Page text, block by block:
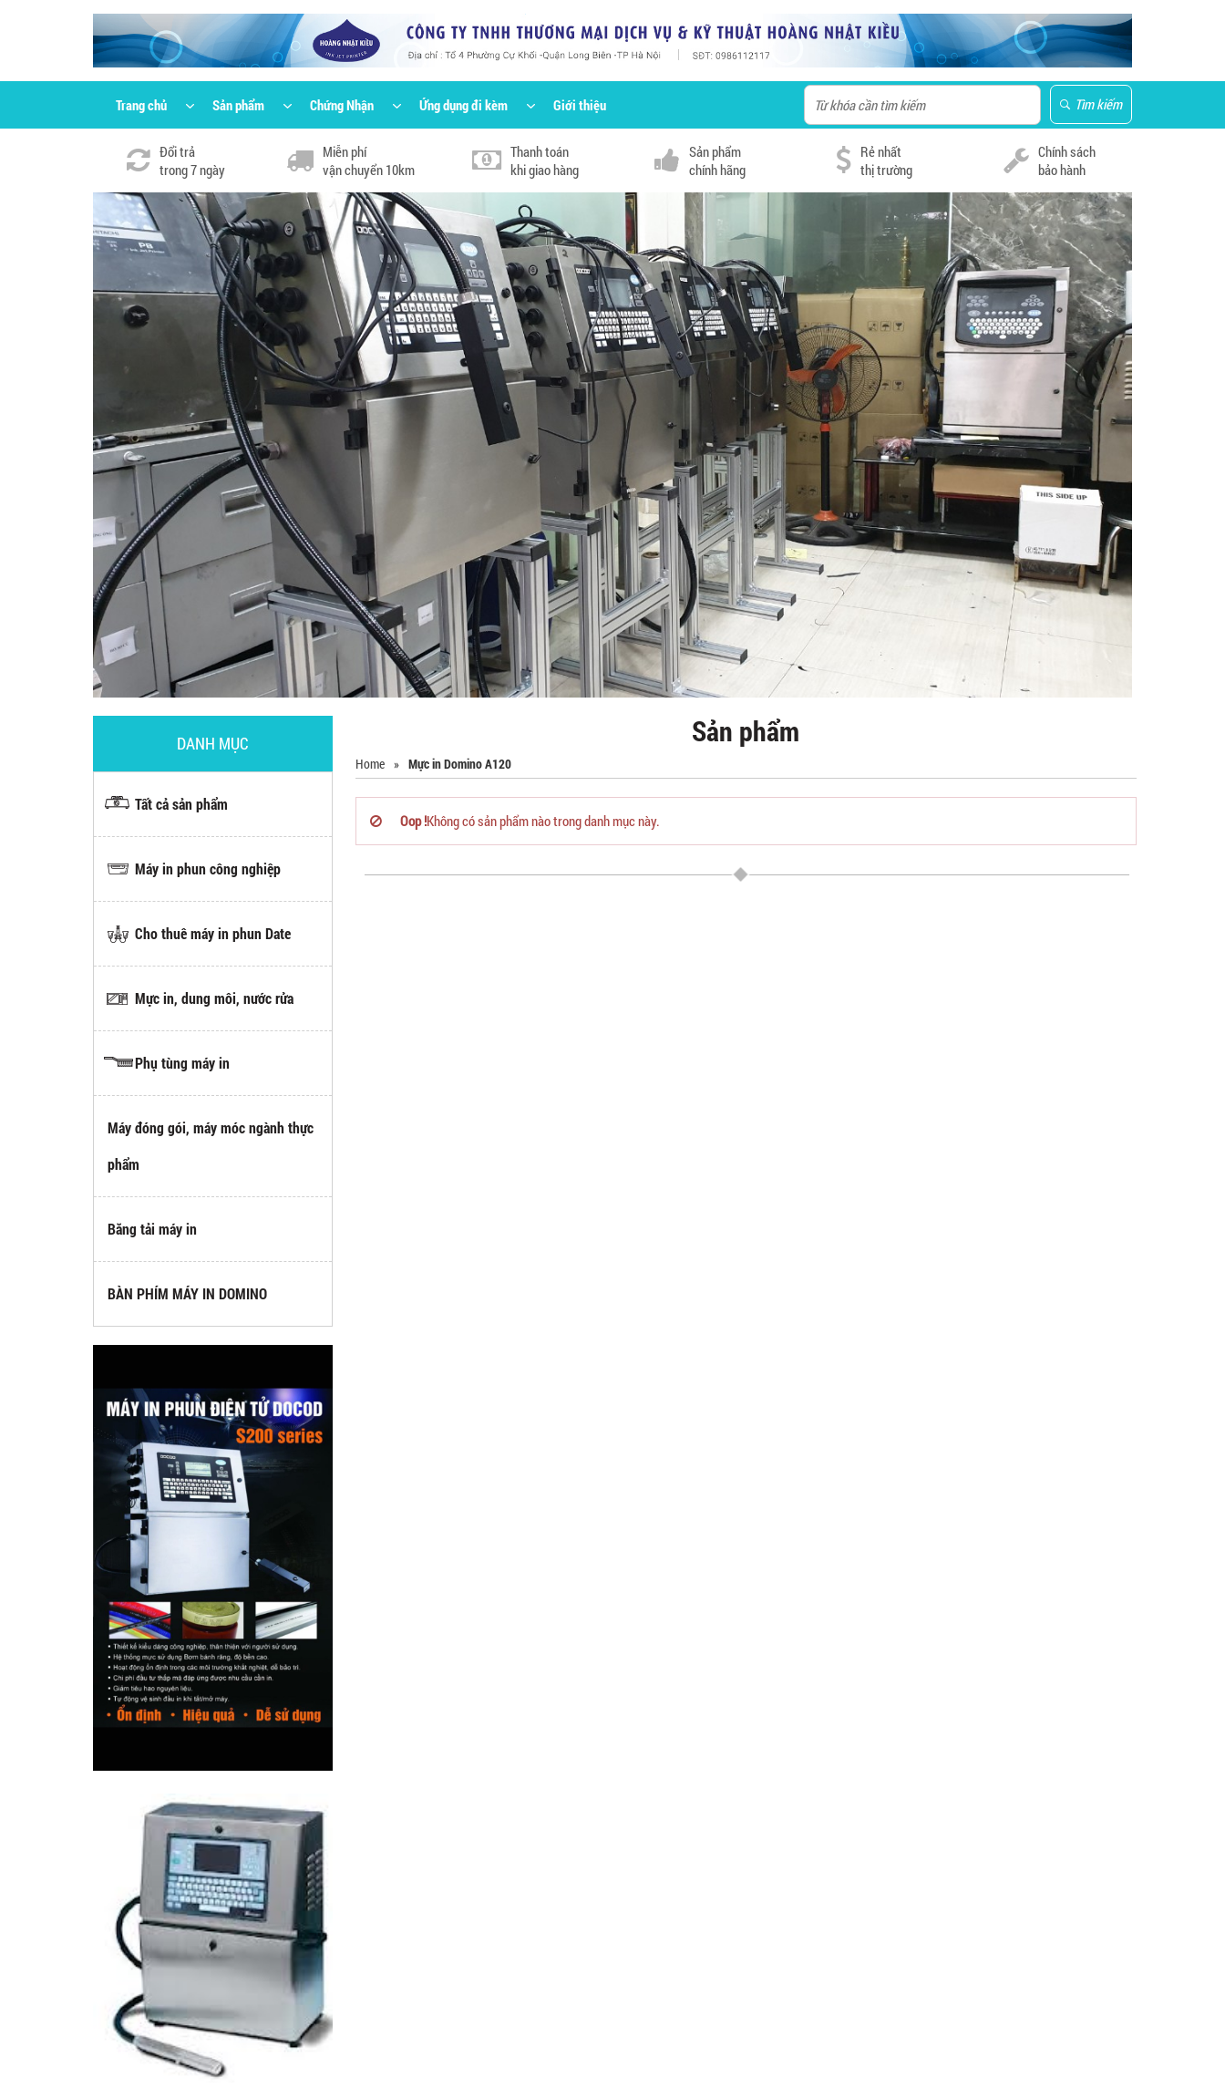
Trang chủ Sản phẩm Chứng Nhận Ứng dụng đi kèm Giới thiệu Tìm kiếm
Đổi trả
trong 7 ngày
Miễn phí
vận chuyển 10km
Thanh toán
khi giao hàng
Sản phẩm
chính hãng
Rẻ nhất
thị trường
Chính sách
bảo hành
DANH MỤC
Tất cả sản phẩm
Máy in phun công nghiệp
Cho thuê máy in phun Date
Mực in, dung môi, nước rửa
Phụ tùng máy in
Máy đóng gói, máy móc ngành thực
phẩm
Băng tải máy in
BÀN PHÍM MÁY IN DOMINO
Sản phẩm
Home » Mực in Domino A120
Oop !Không có sản phẩm nào trong danh mục này.